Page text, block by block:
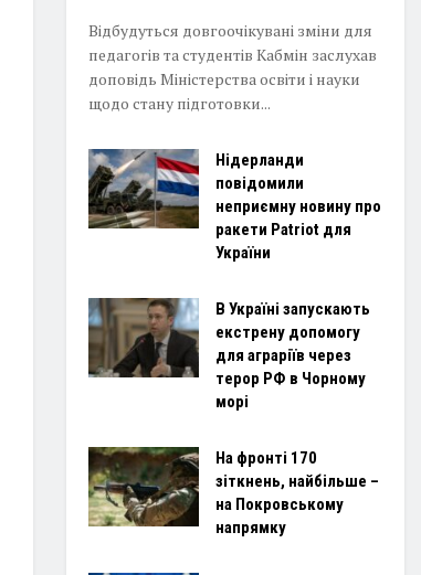
Відбудуться довгоочікувані зміни для
педагогів та студентів Кабмін заслухав
доповідь Міністерства освіти і науки
щодо стану підготовки...
Нідерланди
повідомили
неприємну новину про
ракети Patriot для
України
В Україні запускають
екстрену допомогу
для аграріїв через
терор РФ в Чорному
морі
На фронті 170
зіткнень, найбільше –
на Покровському
напрямку